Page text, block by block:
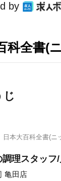
by
科全書(
じ
本大百科全書(ニ
理スタッ
亀田店